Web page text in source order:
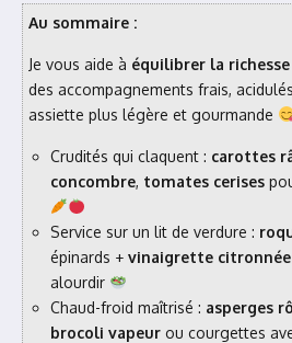
Au sommaire :
Je vous aide à équilibrer la richesse
des accompagnements frais,
assiette plus légère et gourmande
Crudités qui claquent : carottes
concombre, tomates cerises
Service sur un lit de verdure :
épinards + vinaigrette citronnée
alourdir
Chaud-froid maîtrisé : asperges
brocoli vapeur ou courgettes